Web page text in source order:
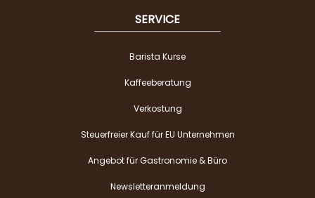
SERVICE
Barista Kurse
Kaffeeberatung
Verkostung
Steuerfreier Kauf für EU Unternehmen
Angebot für Gastronomie & Büro
Newsletteranmeldung